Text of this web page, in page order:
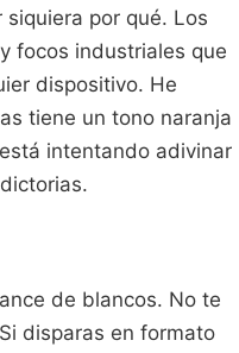
por qué. Los
focos industriales que
dispositivo. He
tiene un tono naranja
intentando adivinar
de blancos. No te
disparas en formato